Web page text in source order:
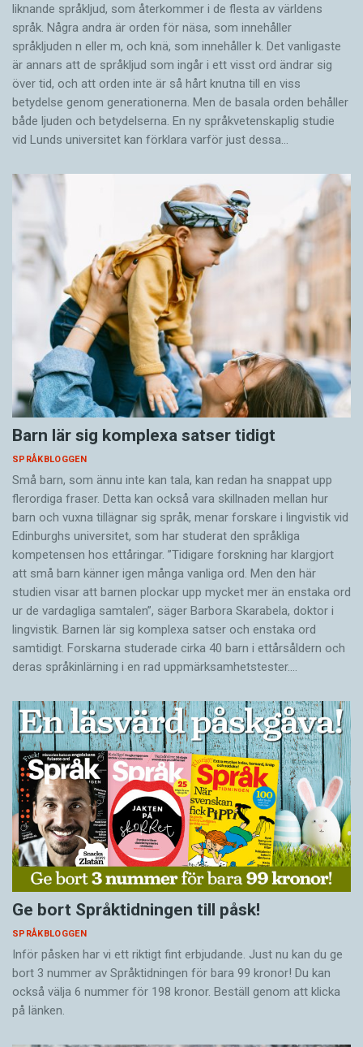
liknande språkljud, som återkommer i de flesta av världens
språk. Några andra är orden för näsa, som innehåller
språkljuden n eller m, och knä, som innehåller k. Det vanligaste
är annars att de språkljud som ingår i ett visst ord ändrar sig
över tid, och att orden inte är så hårt knutna till en viss
betydelse genom generationerna. Men de basala orden behåller
både ljuden och betydelserna. En ny språkvetenskaplig studie
vid Lunds universitet kan förklara varför just dessa…
Barn lär sig komplexa satser tidigt
SPRÅKBLOGGEN
Små barn, som ännu inte kan tala, kan redan ha snappat upp
flerordiga fraser. Detta kan också vara skillnaden mellan hur
barn och vuxna tillägnar sig språk, menar forskare i lingvistik vid
Edinburghs universitet, som har studerat den språkliga
kompetensen hos ettåringar. ”Tidigare forskning har klargjort
att små barn känner igen många vanliga ord. Men den här
studien visar att barnen plockar upp mycket mer än enstaka ord
ur de vardagliga samtalen”, säger Barbora Skarabela, doktor i
lingvistik. Barnen lär sig komplexa satser och enstaka ord
samtidigt. Forskarna studerade cirka 40 barn i ettårsåldern och
deras språkinlärning i en rad uppmärksamhetstester.…
Ge bort Språktidningen till påsk!
SPRÅKBLOGGEN
Inför påsken har vi ett riktigt fint erbjudande. Just nu kan du ge
bort 3 nummer av Språktidningen för bara 99 kronor! Du kan
också välja 6 nummer för 198 kronor. Beställ genom att klicka
på länken.